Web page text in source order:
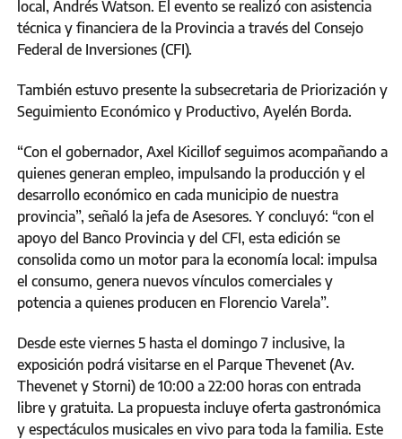
local, Andrés Watson. El evento se realizó con asistencia
técnica y financiera de la Provincia a través del Consejo
Federal de Inversiones (CFI).
También estuvo presente la subsecretaria de Priorización y
Seguimiento Económico y Productivo, Ayelén Borda.
“Con el gobernador, Axel Kicillof seguimos acompañando a
quienes generan empleo, impulsando la producción y el
desarrollo económico en cada municipio de nuestra
provincia”, señaló la jefa de Asesores. Y concluyó: “con el
apoyo del Banco Provincia y del CFI, esta edición se
consolida como un motor para la economía local: impulsa
el consumo, genera nuevos vínculos comerciales y
potencia a quienes producen en Florencio Varela”.
Desde este viernes 5 hasta el domingo 7 inclusive, la
exposición podrá visitarse en el Parque Thevenet (Av.
Thevenet y Storni) de 10:00 a 22:00 horas con entrada
libre y gratuita. La propuesta incluye oferta gastronómica
y espectáculos musicales en vivo para toda la familia. Este